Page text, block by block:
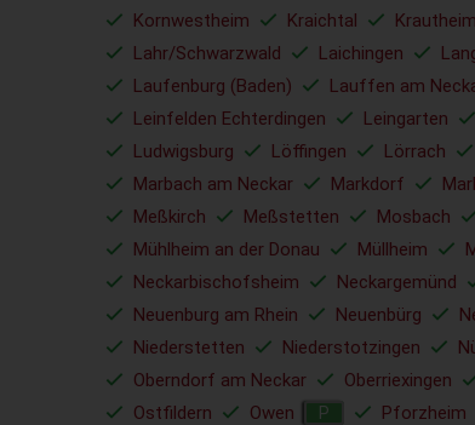
Kornwestheim
Kraichtal Krautheim
Lahr/Schwarzwald
Laichingen
Laufenburg (Baden)
Lauffen am
Leinfelden Echterdingen
Leingarten
Ludwigsburg
Löffingen Lörrach
Marbach am Neckar
Markdorf
Meßkirch
Meßstetten Mosbach
Mühlheim an der Donau
Müllheim
Neckarbischofsheim
Neckargemünd
Neuenburg am Rhein
Neuenbürg
Niederstetten
Niederstotzingen
Oberndorf am Neckar
Oberriexingen
Ostfildern
Owen P Pforzheim